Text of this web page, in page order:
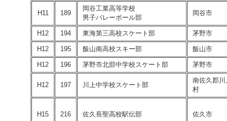
H11 189
岡谷工業高等学校
男子バレーボール部
岡谷市
H12 194 東海第三高校スケート部 茅野市
H12 195 飯山南高校スキー部 飯山市
H12 196 茅野市北部中学校スケート部 茅野市
H12 197 川上中学校スケート部
南佐久郡川
村
H15 216 佐久長聖高校駅伝部 佐久市